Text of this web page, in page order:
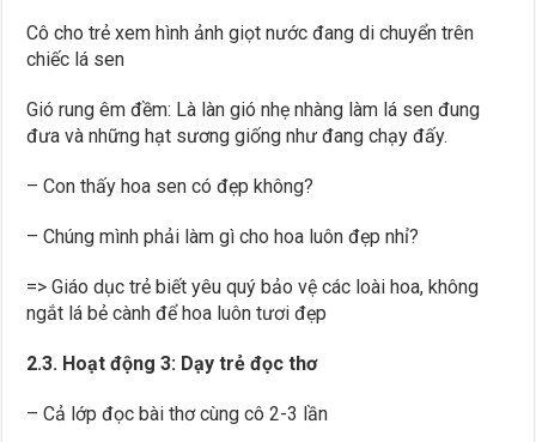
Cô cho trẻ xem hình ảnh giọt nước đang di chuyển trên
chiếc lá sen
Gió rung êm đềm: Là làn gió nhẹ nhàng làm lá sen đung
đưa và những hạt sương giống như đang chạy đấy.
– Con thấy hoa sen có đẹp không?
– Chúng mình phải làm gì cho hoa luôn đẹp nhỉ?
=> Giáo dục trẻ biết yêu quý bảo vệ các loài hoa, không
ngắt lá bẻ cành để hoa luôn tươi đẹp
2.3. Hoạt động 3: Dạy trẻ đọc thơ
– Cả lớp đọc bài thơ cùng cô 2-3 lần